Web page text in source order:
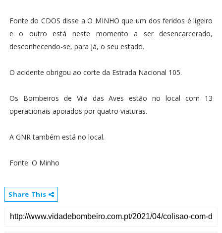
Fonte do CDOS disse a O MINHO que um dos feridos é ligeiro
e o outro está neste momento a ser desencarcerado,
desconhecendo-se, para já, o seu estado.
O acidente obrigou ao corte da Estrada Nacional 105.
Os Bombeiros de Vila das Aves estão no local com 13
operacionais apoiados por quatro viaturas.
A GNR também está no local.
Fonte: O Minho
Share This